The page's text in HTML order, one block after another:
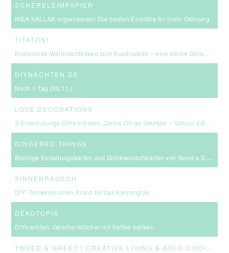
SCHERELEIMPAPIER
IKEA KALLAX organisieren: Die besten Einsätze für mehr Ordnung
TITATONI
Kostenlose Weihnachtsdeko zum Ausdrucken – eine kleine Girlande für euer Zuhause ☆
DIYNACHTEN.DE
Noch 1 Tag (30.11.)
LOVE DECORATIONS
3 Einschulungs DIYs mit dem „Deine Dinge Stempel – School Edition“ #BackToSchool + Gewinnspiel
GINGERED THINGS
Blumige Einladungskarten und Glückwunschkarten von Send a Smile
SINNENRAUSCH
DIY: Trockenblumen-Kranz für das Kerzenglas
DEKOTOPIA
DIYnachten: Geschenktücher mit Kaffee batiken
T
WEED & GREET | CREATIVE LIVING & BOLD CHOICES